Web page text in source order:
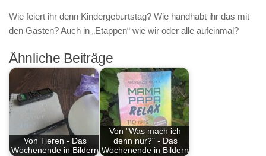
Wie feiert ihr denn Kindergeburtstag? Wie handhabt ihr das mit
den Gästen? Auch in „Etappen“ wie wir oder alle aufeinmal?
Ähnliche Beiträge
Von Tieren - Das
Wochenende in Bildern
Von "Was mach ich
denn nur?" - Das
Wochenende in Bildern